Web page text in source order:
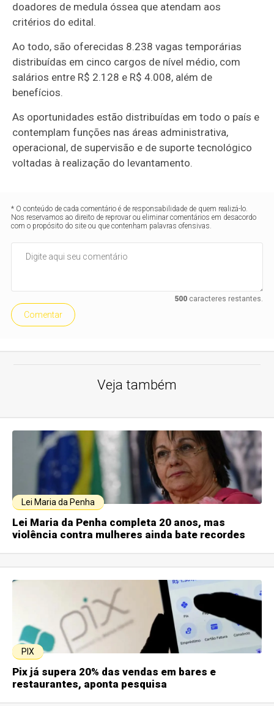
doadores de medula óssea que atendam aos
critérios do edital.
Ao todo, são oferecidas 8.238 vagas temporárias
distribuídas em cinco cargos de nível médio, com
salários entre R$ 2.128 e R$ 4.008, além de
benefícios.
As oportunidades estão distribuídas em todo o país e
contemplam funções nas áreas administrativa,
operacional, de supervisão e de suporte tecnológico
voltadas à realização do levantamento.
* O conteúdo de cada comentário é de responsabilidade de quem realizá-lo.
Nos reservamos ao direito de reprovar ou eliminar comentários em desacordo
com o propósito do site ou que contenham palavras ofensivas.
500caracteres restantes.
Comentar
Veja também
Lei Maria da Penha
Lei Maria da Penha completa 20 anos, mas
violência contra mulheres ainda bate recordes
PIX
Pix já supera 20% das vendas em bares e
restaurantes, aponta pesquisa